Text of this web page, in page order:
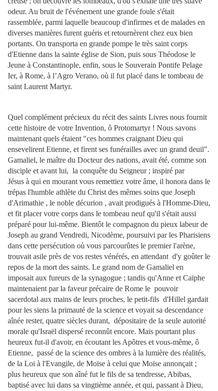
odeur. Au bruit de l'événement une grande foule s'était
rassemblée, parmi laquelle beaucoup d'infirmes et de malades en
diverses manières furent guéris et retournèrent chez eux bien
portants. On transporta en grande pompe le très saint corps
d'Etienne dans la sainte église de Sion, puis sous Théodose le
Jeune à Constantinople, enfin, sous le Souverain Pontife Pelage
Ier, à Rome, à l’Agro Verano, où il fut placé dans le tombeau de
saint Laurent Martyr.
Quel complément précieux du récit des saints Livres nous fournit
cette histoire de votre Invention, ô Protomartyr ! Nous savons
maintenant quels étaient "ces hommes craignant Dieu qui
ensevelirent Etienne, et firent ses funérailles avec un grand deuil".
Gamaliel, le maître du Docteur des nations, avait été, comme son
disciple et avant lui, la conquête du Seigneur ; inspiré par
Jésus à qui en mourant vous remettiez votre âme, il honora dans le
trépas l'humble athlète du Christ des mêmes soins que Joseph
d'Arimathie , le noble décurion , avait prodigués à l'Homme-Dieu,
et fit placer votre corps dans le tombeau neuf qu'il s'était aussi
préparé pour lui-même. Bientôt le compagnon du pieux labeur de
Joseph au grand Vendredi, Nicodème, poursuivi par les Pharisiens
dans cette persécution où vous parcourûtes le premier l'arène,
trouvait asile près de vos restes vénérés, en attendant d'y goûter le
repos de la mort des saints. Le grand nom de Gamaliel en
imposait aux fureurs de la synagogue ; tandis qu'Anne et Caïphe
maintenaient par la faveur précaire de Rome le pouvoir
sacerdotal aux mains de leurs proches, le petit-fils d'Hillel gardait
pour les siens la primauté de la science et voyait sa descendance
aînée rester, quatre siècles durant, dépositaire de la seule autorité
morale qu'Israël dispersé reconnût encore. Mais pourtant plus
heureux fut-il d'avoir, en écoutant les Apôtres et vous-même, ô
Etienne, passé de la science des ombres à la lumière des réalités,
de la Loi à l'Evangile, de Moïse à celui que Moïse annonçait ;
plus heureux que son aîné fut le fils de sa tendresse, Abibas,
baptisé avec lui dans sa vingtième année, et qui, passant à Dieu,